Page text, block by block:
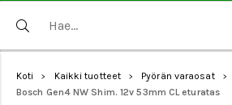
Koti > Kaikki tuotteet > Pyörän varaosat >
Bosch Gen4 NW Shim. 12v 53mm CL eturatas